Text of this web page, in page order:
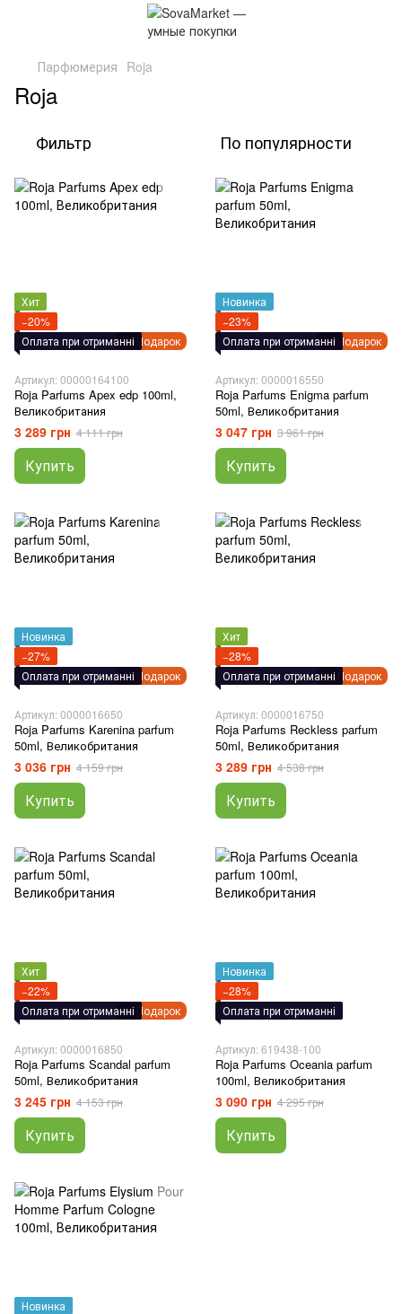
Парфюмерия Roja
Roja
Фильтр По популярности
Подарок
Хит
−20%
Оплата при отриманні
Артикул: 00000164100
Roja Parfums Apex edp 100ml,
Великобритания
3 289 грн 4 111 грн
Купить
Подарок
Новинка
−23%
Оплата при отриманні
Артикул: 0000016550
Roja Parfums Enigma parfum
50ml, Великобритания
3 047 грн 3 961 грн
Купить
Подарок
Новинка
−27%
Оплата при отриманні
Артикул: 0000016650
Roja Parfums Karenina parfum
50ml, Великобритания
3 036 грн 4 159 грн
Купить
Подарок
Хит
−28%
Оплата при отриманні
Артикул: 0000016750
Roja Parfums Reckless parfum
50ml, Великобритания
3 289 грн 4 538 грн
Купить
Подарок
Хит
−22%
Оплата при отриманні
Артикул: 0000016850
Roja Parfums Scandal parfum
50ml, Великобритания
3 245 грн 4 153 грн
Купить
Новинка
−28%
Оплата при отриманні
Артикул: 619438-100
Roja Parfums Oceania parfum
100ml, Великобритания
3 090 грн 4 295 грн
Купить
Новинка